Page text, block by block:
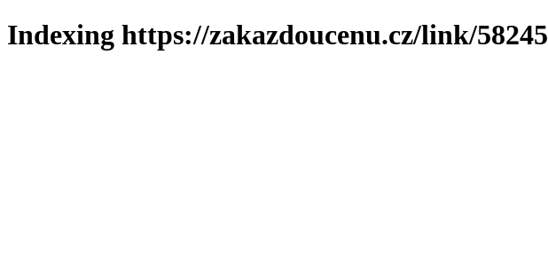
Indexing https://zakazdoucenu.cz/link/58245